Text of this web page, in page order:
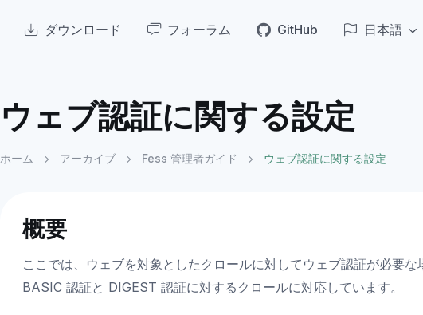
ダウンロード フォーラム GitHub 日本語
ウェブ認証に関する設定
ホーム アーカイブ Fess 管理者ガイド ウェブ認証に関する設定
概要
ここでは、ウェブを対象としたクロールに対してウェブ認証が必要
BASIC 認証と DIGEST 認証に対するクロールに対応しています。